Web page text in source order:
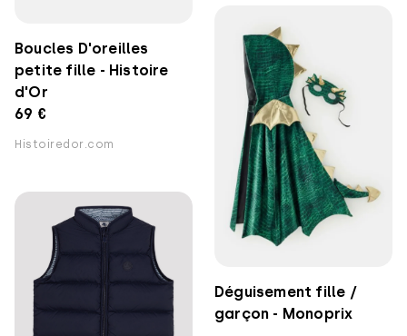
Boucles D'oreilles
petite fille - Histoire
d'Or
69 €
Histoiredor.com
Déguisement fille /
garçon - Monoprix